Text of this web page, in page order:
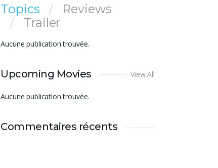
Topics
Reviews
Trailer
Aucune publication trouvée.
Upcoming Movies View All
Aucune publication trouvée.
Commentaires récents